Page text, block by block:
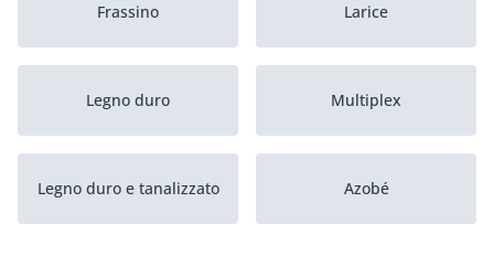
Frassino Larice
Legno duro Multiplex
Legno duro e tanalizzato Azobé